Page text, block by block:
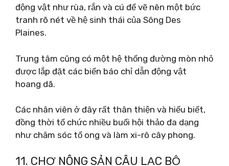
động vật như rùa, rắn và cú để vẽ nên một bức
tranh rõ nét về hệ sinh thái của Sông Des
Plaines.
Trung tâm cũng có một hệ thống đường mòn nhỏ
được lắp đặt các biển báo chỉ dẫn động vật
hoang dã.
Các nhân viên ở đây rất thân thiện và hiểu biết,
đồng thời tổ chức nhiều buổi hội thảo đa dạng
như chăm sóc tổ ong và làm xi-rô cây phong.
11. CHỢ NÔNG SẢN CÂU LẠC BỘ